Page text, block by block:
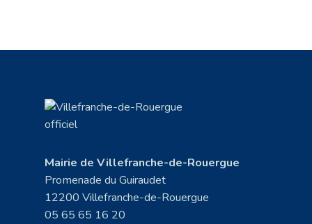
Mairie de Villefranche-de-Rouergue
Promenade du Guiraudet
12200 Villefranche-de-Rouergue
05 65 65 16 20